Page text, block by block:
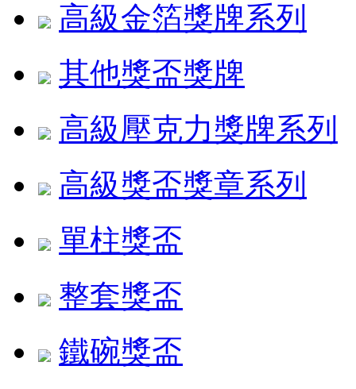
高級金箔獎牌系列
其他獎盃獎牌
高級壓克力獎牌系列
高級獎盃獎章系列
單柱獎盃
整套獎盃
鐵碗獎盃